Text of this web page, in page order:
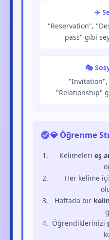
✈️
"Reservation",
pass" gibi
🎭
"Invitation",
"Relationship"
💎 Öğrenme
Kelimelerieş
Her kelime
Haftada bir
Öğrendiklerinizi